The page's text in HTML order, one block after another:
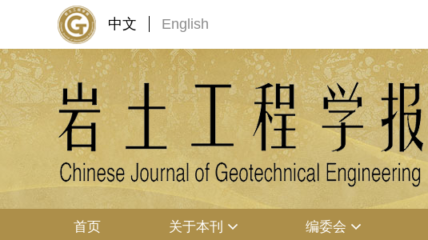
中文 English
首页 关于本刊 编委会